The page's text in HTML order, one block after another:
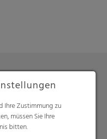
Ihre Zustimmung zu
müssen Sie Ihre
bitten.